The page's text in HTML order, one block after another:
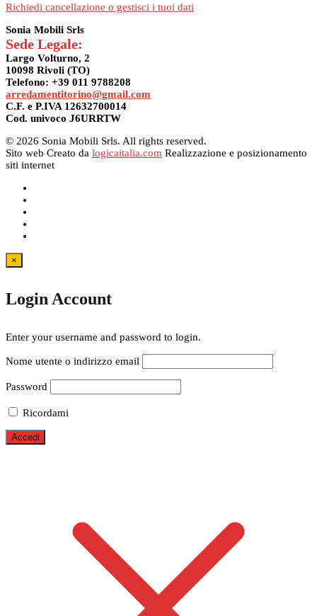
Richiedi cancellazione o gestisci i tuoi dati
Sonia Mobili Srls
Sede Legale:
Largo Volturno, 2
10098 Rivoli (TO)
Telefono: +39 011 9788208
arredamentitorino@gmail.com
C.F. e P.IVA 12632700014
Cod. univoco J6URRTW
© 2026 Sonia Mobili Srls. All rights reserved.
Sito web Creato da logicaitalia.com Realizzazione e posizionamento
siti internet
×
Login Account
Enter your username and password to login.
Nome utente o indirizzo email
Password
Ricordami